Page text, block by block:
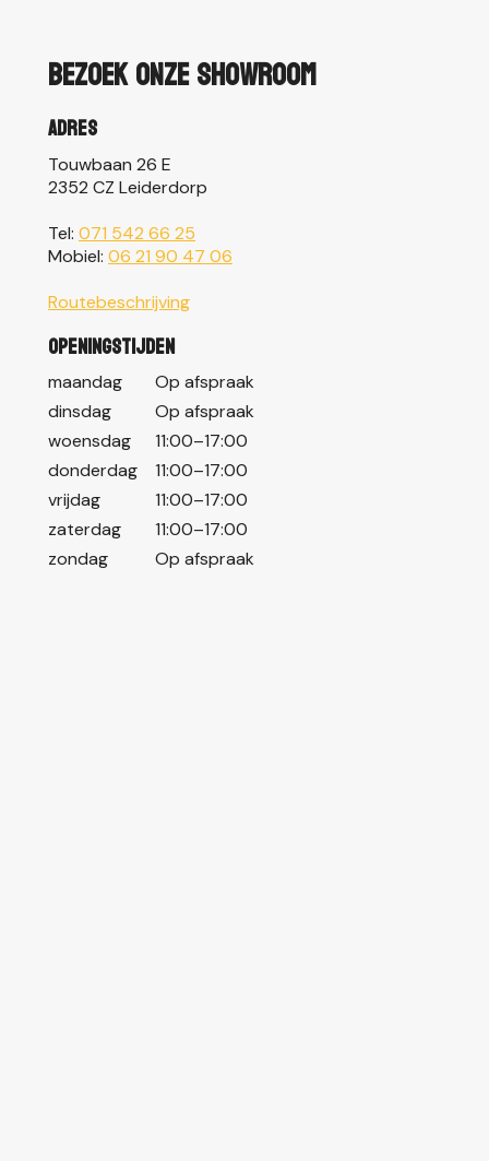
Bezoek onze showroom
Adres
Touwbaan 26 E
2352 CZ Leiderdorp
Tel: 071 542 66 25
Mobiel: 06 21 90 47 06
Routebeschrijving
Openingstijden
maandag
Op afspraak
dinsdag
Op afspraak
woensdag
11:00–17:00
donderdag
11:00–17:00
vrijdag
11:00–17:00
zaterdag
11:00–17:00
zondag
Op afspraak